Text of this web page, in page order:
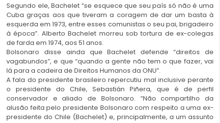
Segundo ele, Bachelet “se esquece que seu país só não é uma
Cuba graças aos que tiveram a coragem de dar um basta à
esquerda em 1973, entre esses comunistas o seu pai, brigadeiro
à época”. Alberto Bachelet morreu sob tortura de ex-colegas
de farda em 1974, aos 51 anos.
Bolsonaro disse ainda que Bachelet defende “direitos de
vagabundos”, e que “quando a gente não tem o que fazer, vai
lá para a cadeira de Direitos Humanos da ONU”.
A fala do presidente brasileiro repercutiu mal inclusive perante
o presidente do Chile, Sebastián Piñera, que é de perfil
conservador e aliado de Bolsonaro. “Não compartilho da
alusão feita pelo presidente Bolsonaro com respeito a uma ex-
presidente do Chile (Bachelet) e, principalmente, a um assunto